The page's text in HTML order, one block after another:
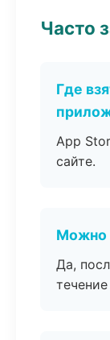
Часто
Где
App
сайте.
Можно
Да,